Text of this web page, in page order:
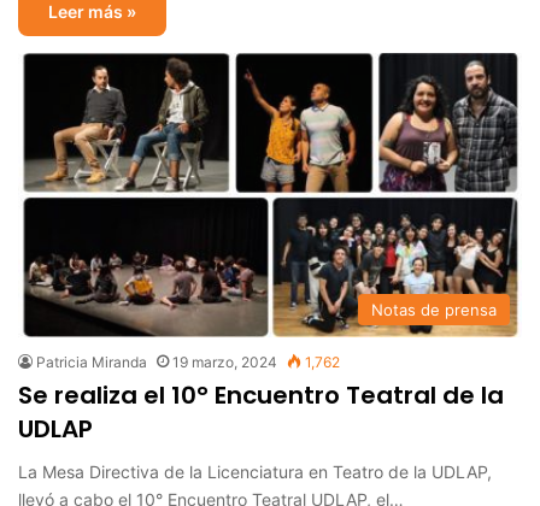
Leer más »
Notas de prensa
Patricia Miranda 19 marzo, 2024 1,762
Se realiza el 10° Encuentro Teatral de la
UDLAP
La Mesa Directiva de la Licenciatura en Teatro de la UDLAP,
llevó a cabo el 10° Encuentro Teatral UDLAP, el…